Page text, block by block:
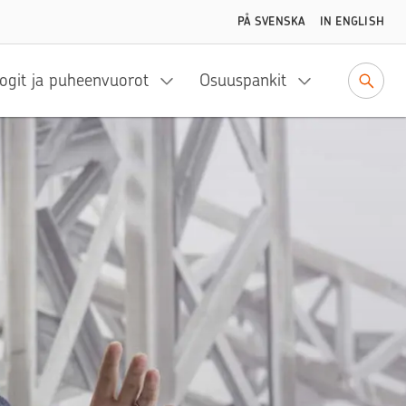
PÅ SVENSKA IN ENGLISH
ja puheenvuorot Osuuspankit